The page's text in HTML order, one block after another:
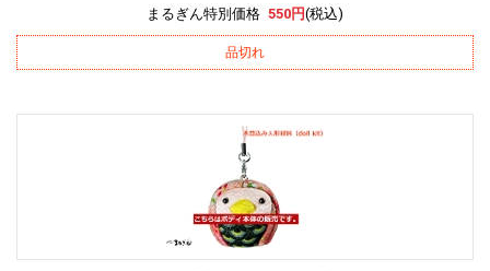
まるぎん特別価格 550円(税込)
品切れ